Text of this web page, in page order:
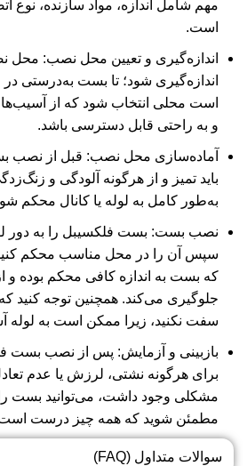
مهم شامل اندازه، مواد سازنده، نوع
است.
اندازه‌گیری و تعیین محل نصب: محل
اندازه‌گیری شود؛ تا بست به‌درستی در
است محلی انتخاب شود که از
و به راحتی قابل دسترسی باشد.
آماده‌سازی محل نصب: قبل از نصب
باید تمیز و از هرگونه آلودگی و
به‌طور کامل به لوله یا کانال محکم
نصب بست: بست فلکسیبل را به دور
سپس آن را در محل مناسب محکم
که بست به اندازه کافی محکم بوده و
جلوگیری می‌کند. همچنین توجه کنید
سفت نکنید، زیرا ممکن است به لوله
بازبینی و آزمایش: پس از نصب بست
برای هرگونه نشتی، لرزش یا عدم
مشکلی وجود داشت، می‌توانید بست را
مطمئن شوید که همه چیز درست
سوالات متداول (FAQ)